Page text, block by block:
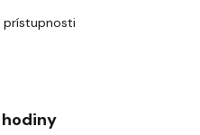
prístupnosti